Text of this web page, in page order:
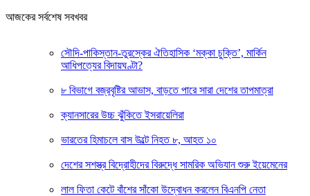
আজকের সর্বশেষ সবখবর
সৌদি-পাকিস্তান-তুরস্কের ঐতিহাসিক ‘মক্কা চুক্তি’, মার্কিন
আধিপত্যের বিদায়ঘণ্টা?
৮ বিভাগে বজ্রবৃষ্টির আভাস, বাড়তে পারে সারা দেশের তাপমাত্রা
ক্যানসারের উচ্চ ঝুঁকিতে ইসরায়েলিরা
ভারতের হিমাচলে বাস উল্টে নিহত ৮, আহত ১০
দেশের সশস্ত্র বিদ্রোহীদের বিরুদ্ধে সামরিক অভিযান শুরু ইয়েমেনের
লাল ফিতা কেটে বাঁশের সাঁকো উদ্বোধন করলেন বিএনপি নেতা